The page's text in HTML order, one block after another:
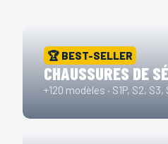
🏆 BEST-SELLER
CHAUSSURES DE
+120 modèles · S1P, S2, S3,